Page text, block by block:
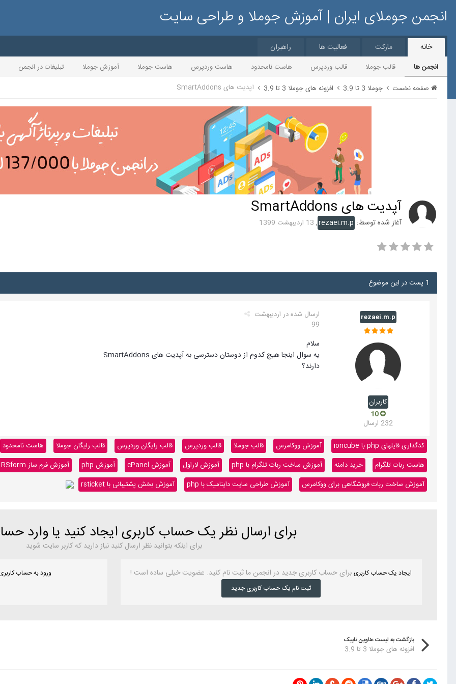
انجمن جوملای ایران | آموزش جوملا و طراحی سایت
خانه
انجمن ها قالب جوملا قالب وردپرس هاست نامحدود هاست وردپرس هاست جوملا آموزش جوملا تبلیغات در انجمن
مارکت فعالیت ها راهبران
صفحه نخست جوملا 3 تا 3.9 افزونه های جوملا 3 تا 3.9 آپدیت های SmartAddons
آپدیت های SmartAddons
آغاز شده توسط: rezaei.m.p
, 13 اردیبهشت 1399
1 پست در این موضوع
rezaei.m.p
کاربران
232 ارسال
ارسال شده در اردیبهشت
99
سلام
یه سوال اینجا هیچ کدوم از دوستان دسترسی به آپدیت های SmartAddons
دارند؟
کدگذاری فایلهای php با ioncube آموزش ووکامرس قالب جوملا قالب وردپرس قالب رایگان وردپرس قالب رایگان جوملا هاست نامحدود
هاست ربات تلگرام
خرید دامنه آموزش ساخت ربات تلگرام با php آموزش لاراول آموزش cPanel آموزش php آموزش فرم ساز RSform
آموزش ساخت ربات فروشگاهی برای ووکامرس
آموزش طراحی سایت داینامیک با php آموزش بخش پشتیبانی با rsticket
برای ارسال نظر یک حساب کاربری ایجاد کنید یا وارد
برای اینکه بتوانید نظر ارسال کنید نیاز دارید که کاربر سایت شوید
ایجاد یک حساب کاربری برای حساب کاربری جدید در انجمن ما ثبت نام کنید. عضویت خیلی ساده است !
ثبت نام یک حساب کاربری جدید
ورود به حساب
بازگشت به لیست عناوین تاپیک
افزونه های جوملا 3 تا 3.9